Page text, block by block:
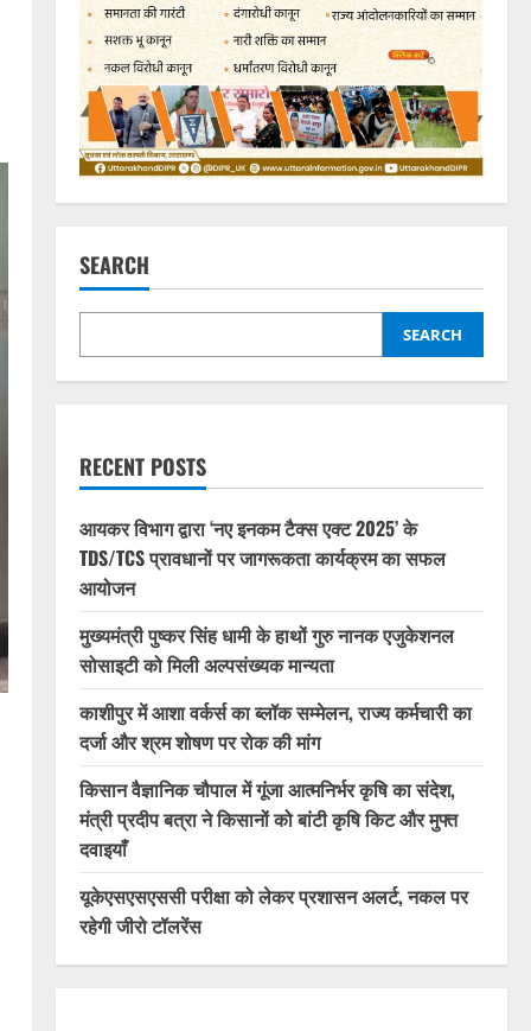
SEARCH
SEARCH
RECENT POSTS
आयकर विभाग द्वारा ‘नए इनकम टैक्स एक्ट 2025’ के
TDS/TCS प्रावधानों पर जागरूकता कार्यक्रम का सफल
आयोजन
मुख्यमंत्री पुष्कर सिंह धामी के हाथों गुरु नानक एजुकेशनल
सोसाइटी को मिली अल्पसंख्यक मान्यता
काशीपुर में आशा वर्कर्स का ब्लॉक सम्मेलन, राज्य कर्मचारी का
दर्जा और श्रम शोषण पर रोक की मांग
किसान वैज्ञानिक चौपाल में गूंजा आत्मनिर्भर कृषि का संदेश,
मंत्री प्रदीप बत्रा ने किसानों को बांटी कृषि किट और मुफ्त
दवाइयाँ
यूकेएसएसएससी परीक्षा को लेकर प्रशासन अलर्ट, नकल पर
रहेगी जीरो टॉलरेंस